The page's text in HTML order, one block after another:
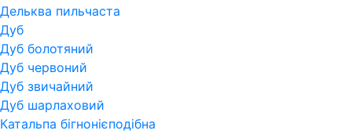
Дельква пильчаста
Дуб
Дуб болотяний
Дуб червоний
Дуб звичайний
Дуб шарлаховий
Катальпа бігнонієподібна